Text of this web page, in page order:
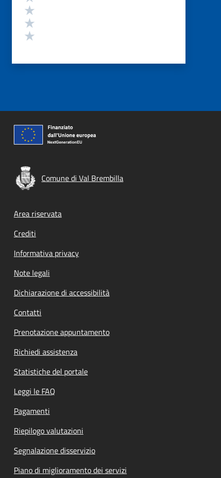
Comune di Val Brembilla
Footer menu
Area riservata
Crediti
Informativa privacy
Note legali
Dichiarazione di accessibilità
Contatti
Prenotazione appuntamento
Richiedi assistenza
Statistiche del portale
Leggi le FAQ
Pagamenti
Riepilogo valutazioni
Segnalazione disservizio
Piano di miglioramento dei servizi